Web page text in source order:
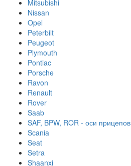
Mitsubishi
Nissan
Opel
Peterbilt
Peugeot
Plymouth
Pontiac
Porsche
Ravon
Renault
Rover
Saab
SAF, BPW, ROR - оси прицепов
Scania
Seat
Setra
Shaanxi